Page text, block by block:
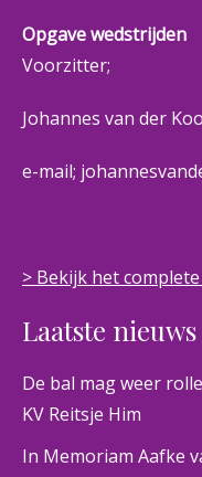
Opgave wedstrijden
Voorzitter;
Johannes van der
e-mail;
> Bekijk het
Laatste nieuws
De bal mag weer
KV Reitsje Him
In Memoriam Aafke